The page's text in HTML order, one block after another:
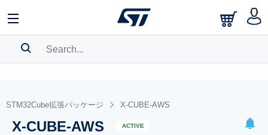
BOOKMARK
Pleaselog in to show your saved searches.
STM32Cube拡張パッケージ X-CUBE-AWS
X-CUBE-AWS ACTIVE